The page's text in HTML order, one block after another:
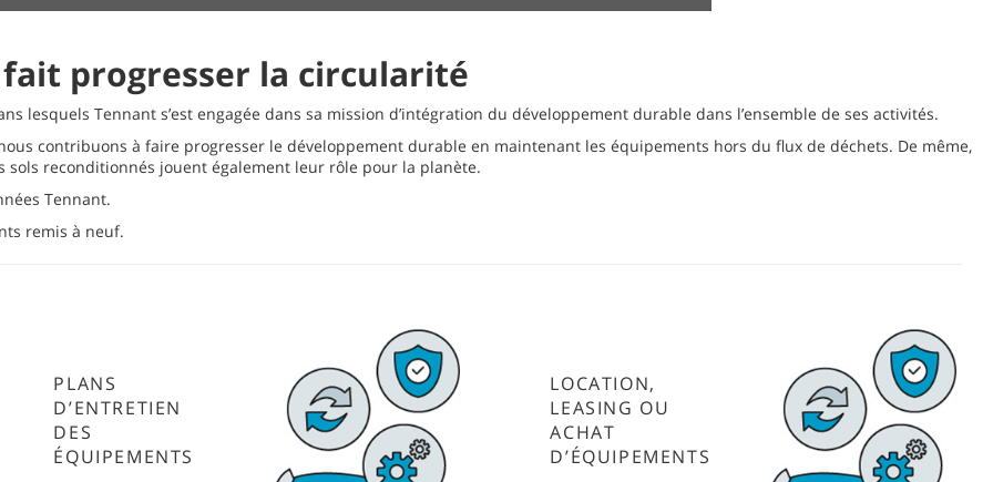
progresser la circularité
lesquels Tennant s’est engagée dans sa mission d’intégration du développement durable dans l’ensemble de ses activités.
contribuons à faire progresser le développement durable en maintenant les équipements hors du flux de déchets. De même,
reconditionnés jouent également leur rôle pour la planète.
Tennant.
remis à neuf.
PLANS
D’ENTRETIEN
DES
ÉQUIPEMENTS
LOCATION,
LEASING OU
ACHAT
D’ÉQUIPEMENTS